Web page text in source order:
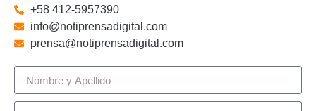
+58 412-5957390
info@notiprensadigital.com
prensa@notiprensadigital.com